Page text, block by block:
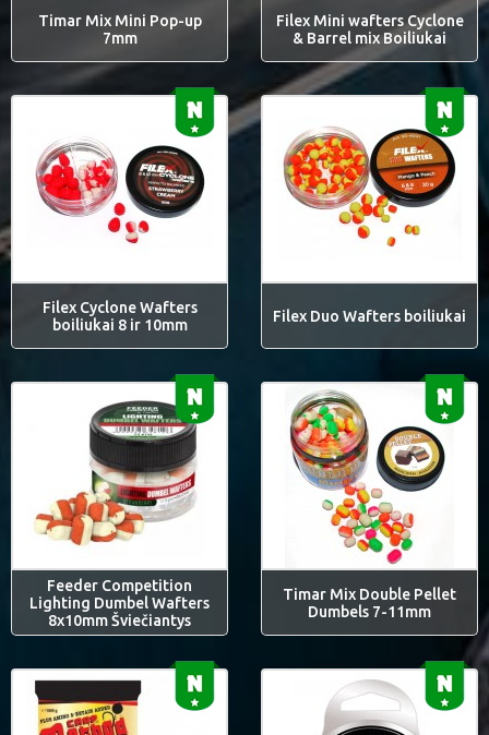
Timar Mix Mini Pop-up
7mm
Filex Mini wafters Cyclone
& Barrel mix Boiliukai
Filex Cyclone Wafters
boiliukai 8 ir 10mm
Filex Duo Wafters boiliukai
Feeder Competition
Lighting Dumbel Wafters
8x10mm Šviečiantys
Timar Mix Double Pellet
Dumbels 7-11mm